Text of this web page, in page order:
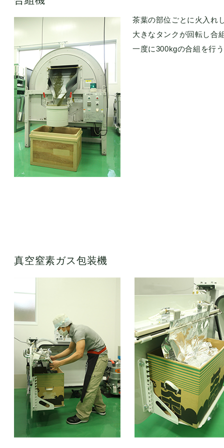
茶葉の部位ごとに火入れ
大きなタンクが回転し合
一度に300kgの合組を行
真空窒素ガス包装機